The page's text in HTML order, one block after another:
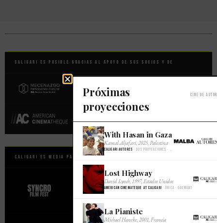
Caligari es posible gracias al apoyo de sus socios y de
Caligari es Media Partner Oficial de
Próximas
proyecciones
Cine de autor
With Hasan in Gaza
Kamal Aljafari, 2025, Palestina
Caligari Autores · Dos proyecciones · Malba Cine
×
Lost Highway
David Lynch, 1997, Estados Unidos
American Cinemateque at Caligari · Única · Gaumont
×
La Pianiste
Michael Haneke, 2001, Francia ×